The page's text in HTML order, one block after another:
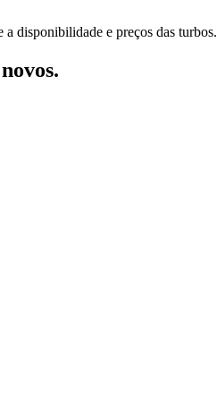
a disponibilidade e preços das turbos.